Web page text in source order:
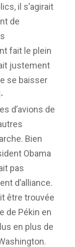
il s’agirait
de
fait le plein
justement
se baisser
d’avions de
Bien
Obama
pas
d’alliance.
être trouvée
de Pékin en
en plus de